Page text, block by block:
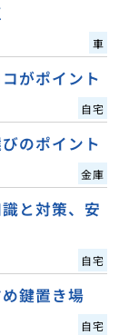
車
がポイント
自宅
のポイント
金庫
と対策、安
自宅
鍵置き場
自宅